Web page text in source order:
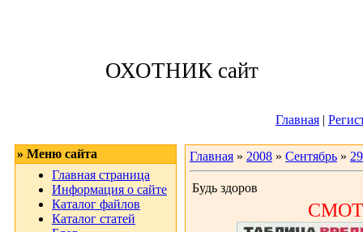
ОХОТНИК сайт
Главная |
» Меню сайта
Главная страница
Информация о сайте
Каталог файлов
Каталог статей
Главная » 2008 » Сентябрь » 29
Будь здоров